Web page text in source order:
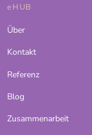
eHUB
Über
Kontakt
Referenz
Blog
Zusammenarbeit